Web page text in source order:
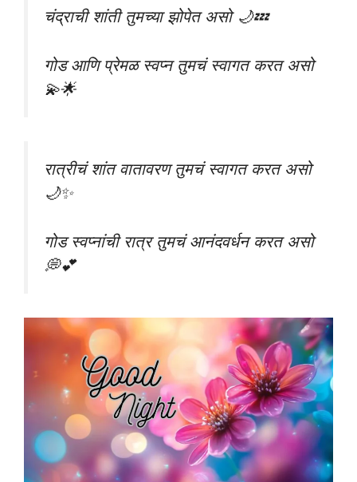
चंद्राची शांती तुमच्या झोपेत असो 🌙💤
गोड आणि प्रेमळ स्वप्न तुमचं स्वागत करत असो
💫🌟
रात्रीचं शांत वातावरण तुमचं स्वागत करत असो
🌙✨
गोड स्वप्नांची रात्र तुमचं आनंदवर्धन करत असो
💭💕